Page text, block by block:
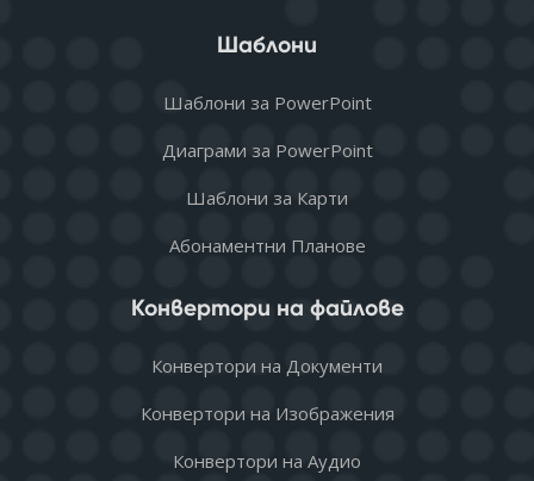
Шаблони
Шаблони за PowerPoint
Диаграми за PowerPoint
Шаблони за Карти
Абонаментни Планове
Конвертори на файлове
Конвертори на Документи
Конвертори на Изображения
Конвертори на Аудио